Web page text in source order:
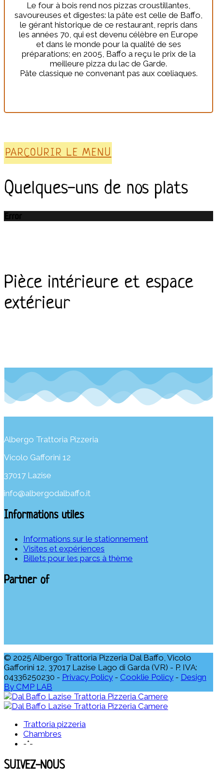
Le four à bois rend nos pizzas croustillantes,
savoureuses et digestes: la pâte est celle de Baffo,
le gérant historique de ce restaurant, repris dans
les années 70, qui est devenu célèbre en Europe
et dans le monde pour la qualité de ses
préparations; en 2005, Baffo a reçu le prix de la
meilleure pizza du lac de Garde.
Pâte classique ne convenant pas aux cœliaques.
PARCOURIR LE MENU
Quelques-uns de nos plats
Error
Pièce intérieure et espace
extérieur
Albergo Trattoria Pizzeria
Vicolo Gafforini 12
37017 Lazise
info@albergodalbaffo.it
Informations utiles
Informations sur le stationnement
Visites et expériences
Billets pour les parcs à thème
Partner of
© 2025 Albergo Trattoria Pizzeria Dal Baffo, Vicolo
Gafforini 12, 37017 Lazise Lago di Garda (VR) - P. IVA:
04336250230 - Privacy Policy - Cooklie Policy - Design
By CMP LAB
Trattoria pizzeria
Chambres
-*-
SUIVEZ-NOUS